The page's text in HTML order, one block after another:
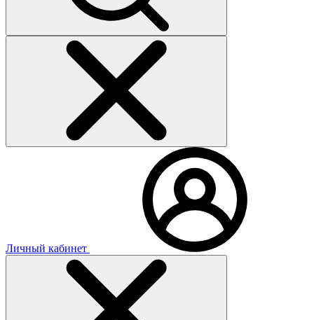
Личный кабинет